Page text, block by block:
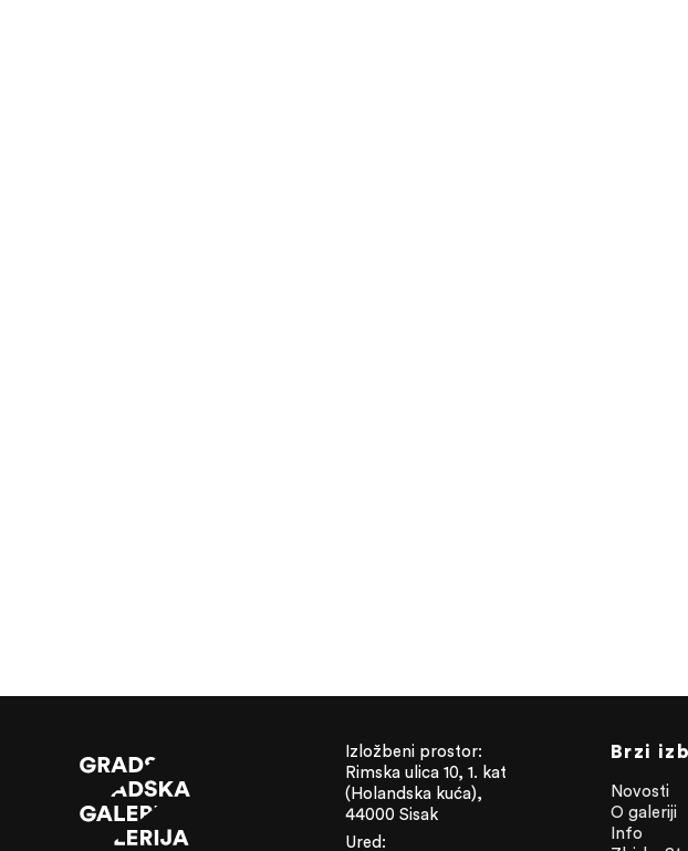
Izložbeni prostor:
Rimska ulica 10, 1. kat
(Holandska kuća),
44000 Sisak
Ured:
Brzi
Novosti
O galeriji
Info